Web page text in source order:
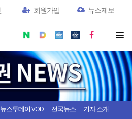
회원가입 뉴스제보
뉴스투데이 VOD 전국뉴스
기자 소개